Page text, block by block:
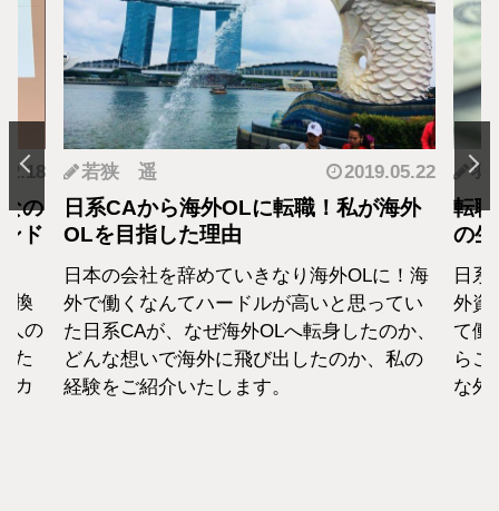
の
ド
換
人の
た
カ
若狭 遥 2019.05.22
日系CAから海外OLに転職！私が海外
OLを目指した理由
日本の会社を辞めていきなり海外OLに！海
外で働くなんてハードルが高いと思ってい
た日系CAが、なぜ海外OLへ転身したのか、
どんな想いで海外に飛び出したのか、私の
経験をご紹介いたします。
羽
転
の
日
外資
て働
らこ
な外